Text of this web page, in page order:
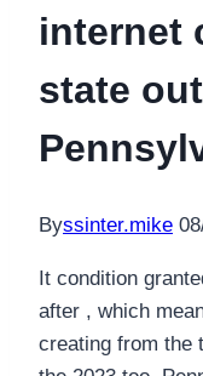
internet
state
Byssinter.mike
It condition
after , which
creating from the